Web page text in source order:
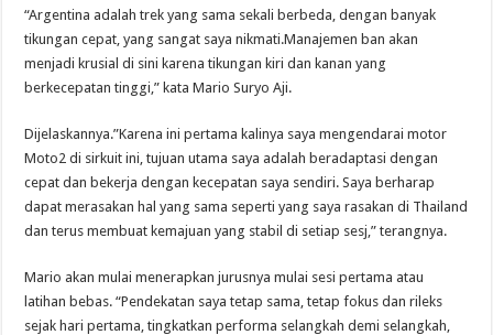
“Argentina adalah trek yang sama sekali berbeda, dengan banyak
tikungan cepat, yang sangat saya nikmati.Manajemen ban akan
menjadi krusial di sini karena tikungan kiri dan kanan yang
berkecepatan tinggi,” kata Mario Suryo Aji.
Dijelaskannya.”Karena ini pertama kalinya saya mengendarai motor
Moto2 di sirkuit ini, tujuan utama saya adalah beradaptasi dengan
cepat dan bekerja dengan kecepatan saya sendiri. Saya berharap
dapat merasakan hal yang sama seperti yang saya rasakan di Thailand
dan terus membuat kemajuan yang stabil di setiap sesj,” terangnya.
Mario akan mulai menerapkan jurusnya mulai sesi pertama atau
latihan bebas. “Pendekatan saya tetap sama, tetap fokus dan rileks
sejak hari pertama, tingkatkan performa selangkah demi selangkah,